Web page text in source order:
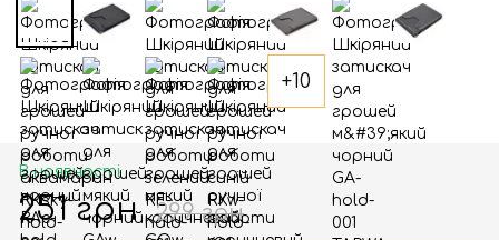
+10
В наявності
251 грн 299 грн